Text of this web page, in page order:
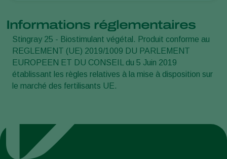
Informations réglementaires
Stingray 25 - Biostimulant végétal. Produit conforme au
REGLEMENT (UE) 2019/1009 DU PARLEMENT
EUROPEEN ET DU CONSEIL du 5 Juin 2019
établissant les règles relatives à la mise à disposition sur
le marché des fertilisants UE.